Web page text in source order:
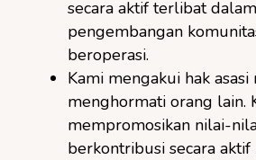
secara aktif terlibat
pengembangan
beroperasi.
Kami mengakui hak asasi
menghormati orang lain.
mempromosikan nilai-
berkontribusi secara